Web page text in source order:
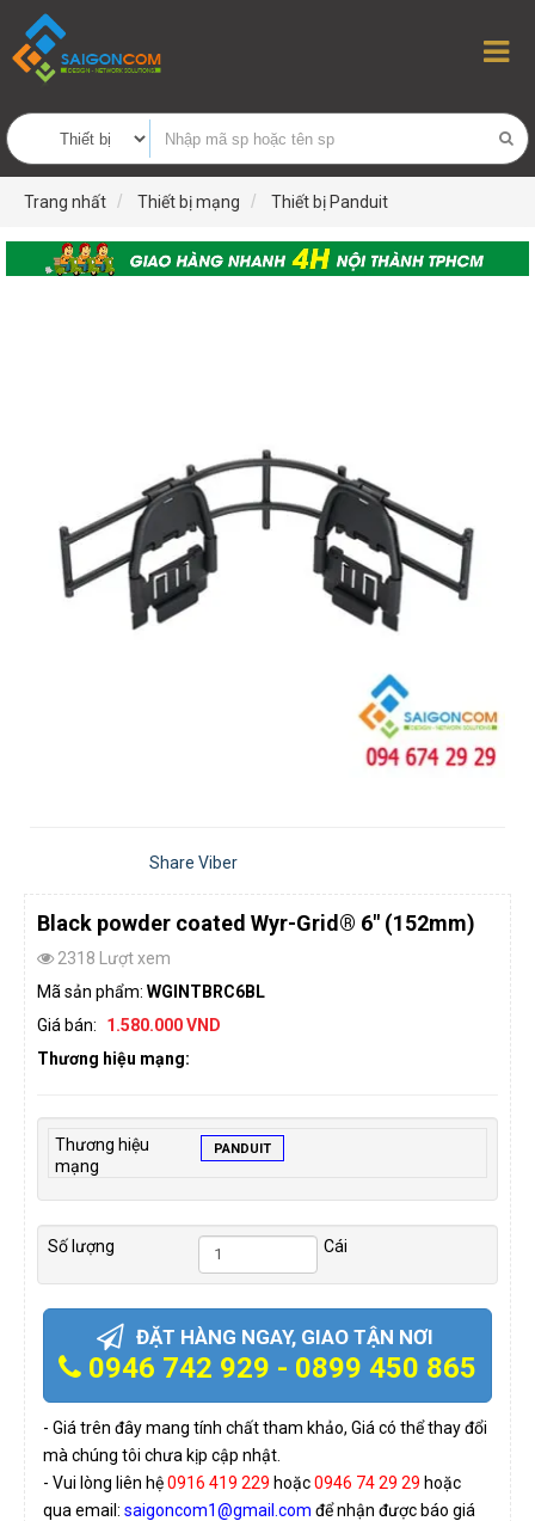
Trang nhất Thiết bị mạng Thiết bị Panduit
Share Viber
Black powder coated Wyr-Grid® 6" (152mm)
2318 Lượt xem
Mã sản phẩm: WGINTBRC6BL
Giá bán:
1.580.000 VND
Thương hiệu mạng:
Thương hiệu
mạng
PANDUIT
Số lượng Cái
ĐẶT HÀNG NGAY, GIAO TẬN NƠI
0946 742 929 - 0899 450 865
- Giá trên đây mang tính chất tham khảo, Giá có thể thay đổi
mà chúng tôi chưa kịp cập nhật.
- Vui lòng liên hệ0916 419 229 hoặc0946 74 29 29 hoặc
qua email: saigoncom1@gmail.com để nhận được báo giá